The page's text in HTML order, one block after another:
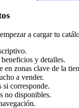
a cargar tu
y detalles.
en zonas clave de la
a vender.
si corresponde.
no disponibles.